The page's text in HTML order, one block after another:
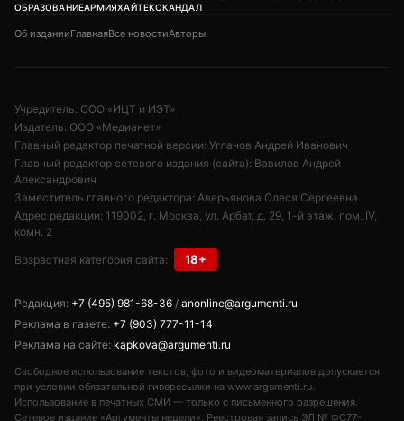
ОБРАЗОВАНИЕАРМИЯХАЙТЕКСКАНДАЛ
Об изданииГлавнаяВсе новостиАвторы
Учредитель: ООО «ИЦТ и ИЭТ»
Издатель: ООО «Медианет»
Главный редактор печатной версии: Угланов Андрей Иванович
Главный редактор сетевого издания (сайта): Вавилов Андрей
Александрович
Заместитель главного редактора: Аверьянова Олеся Сергеевна
Адрес редакции: 119002, г. Москва, ул. Арбат, д. 29, 1-й этаж, пом. IV,
комн. 2
Возрастная категория сайта: 18+
Редакция: +7 (495) 981-68-36 / anonline@argumenti.ru
Реклама в газете: +7 (903) 777-11-14
Реклама на сайте: kapkova@argumenti.ru
Свободное использование текстов, фото и видеоматериалов допускается
при условии обязательной гиперссылки на www.argumenti.ru.
Использование в печатных СМИ — только с письменного разрешения.
Сетевое издание «Аргументы недели». Реестровая запись ЭЛ № ФС77-